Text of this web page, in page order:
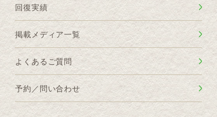
回復実績
掲載メディア一覧
よくあるご質問
予約／問い合わせ